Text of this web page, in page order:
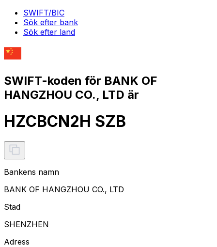
SWIFT/BIC
Sök efter bank
Sök efter land
SWIFT-koden för BANK OF
HANGZHOU CO., LTD är
HZCBCN2H SZB
Bankens namn
BANK OF HANGZHOU CO., LTD
Stad
SHENZHEN
Adress